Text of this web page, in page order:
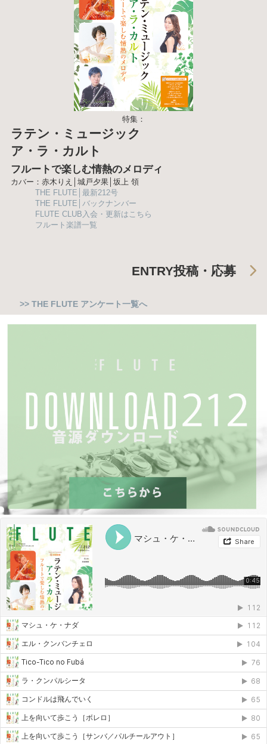
特集：
ラテン・ミュージック
ア・ラ・カルト
フルートで楽しむ情熱のメロディ
カバー：赤木りえ│城戸夕果│坂上 領
THE FLUTE│最新212号
THE FLUTE│バックナンバー
FLUTE CLUB入会・更新はこちら
フルート楽譜一覧
ENTRY投稿・応募
>> THE FLUTE アンケート一覧へ